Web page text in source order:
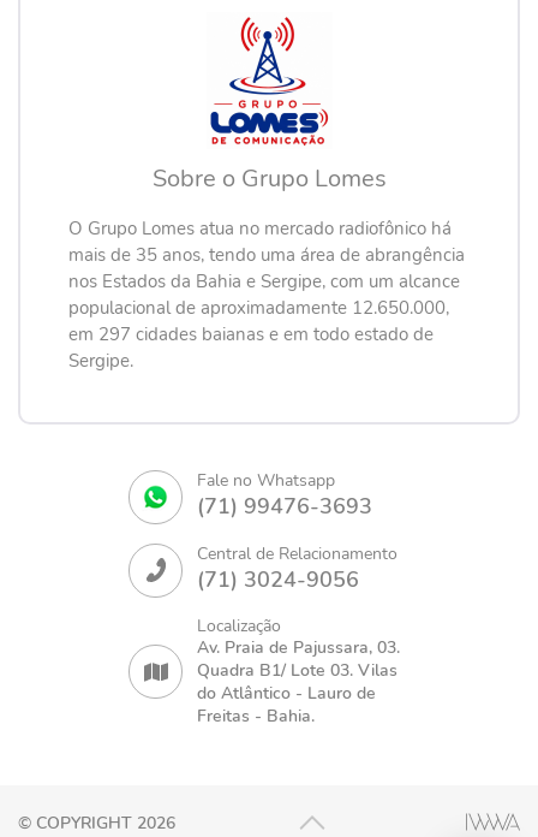
Sobre o Grupo Lomes
O Grupo Lomes atua no mercado radiofônico há
mais de 35 anos, tendo uma área de abrangência
nos Estados da Bahia e Sergipe, com um alcance
populacional de aproximadamente 12.650.000,
em 297 cidades baianas e em todo estado de
Sergipe.
Fale no Whatsapp
(71) 99476-3693
Central de Relacionamento
(71) 3024-9056
Localização
Av. Praia de Pajussara, 03.
Quadra B1/ Lote 03. Vilas
do Atlântico - Lauro de
Freitas - Bahia.
© COPYRIGHT 2026